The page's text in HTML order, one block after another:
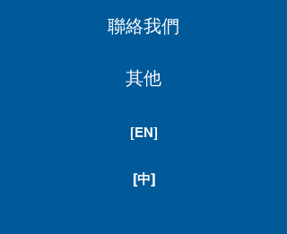
聯絡我們
其他
[EN]
[中]